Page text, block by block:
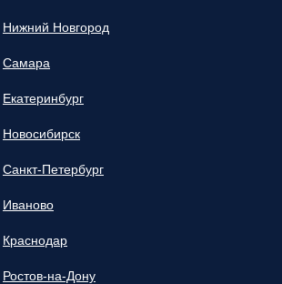
Нижний Новгород
Самара
Екатеринбург
Новосибирск
Санкт-Петербург
Иваново
Краснодар
Ростов-на-Дону